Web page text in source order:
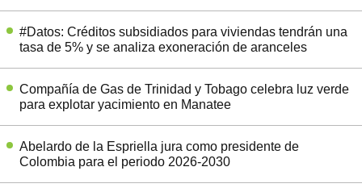
#Datos: Créditos subsidiados para viviendas tendrán una
tasa de 5% y se analiza exoneración de aranceles
Compañía de Gas de Trinidad y Tobago celebra luz verde
para explotar yacimiento en Manatee
Abelardo de la Espriella jura como presidente de
Colombia para el periodo 2026-2030